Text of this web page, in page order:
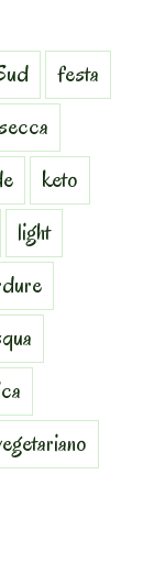
festa
keto
light